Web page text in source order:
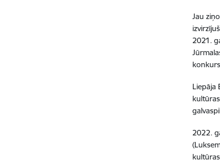
Jau
2021.
Liepāja
2022.